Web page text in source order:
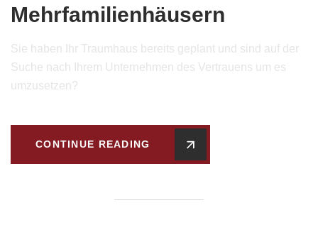
Mehrfamilienhäusern
Sie haben Ihr Traumhaus bereits geplant und sind auf der
Suche nach Ihrem Unternehmen des Vertrauens um es
umzusetzen?
CONTINUE READING